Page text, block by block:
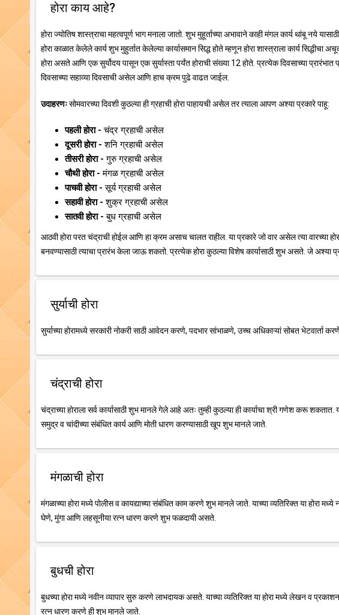
होरा काय आहे?
होरा ज्योतिष शास्त्राचा महत्वपूर्ण भाग मनाला जातो. शुभ मुहूर्ताच्या अभावाने काही मंगल कार्य थांबू नये
होरा काळात केलेले कार्य शुभ मुहुर्तात केलेल्या कार्यासमान सिद्ध होते म्हणून होरा शास्त्राला कार्य सिद्धीचा
होरा असते आणि एक सुर्योदय पासून एक सुर्यास्ता पर्यंत होराची संख्या 12 होते. प्रत्येक दिवसाच्या प्रारंभात
दिवसाच्या सहाव्या दिवसाची असेल आणि हाच क्रम पुढे वाढत जाईल.
उदाहरणःसोमवारच्या दिवशी कुठल्या ही ग्रहाची होरा पाहायची असेल तर त्याला आपण अश्या प्रकारे पाहू:
पहली होरा -चंद्र ग्रहाची असेल
दूसरी होरा -शनि ग्रहाची असेल
तीसरी होरा -गुरु ग्रहाची असेल
चौथी होरा -मंगळ ग्रहाची असेल
पाचवी होरा -सूर्य ग्रहाची असेल
सहावी होरा -शुक्र ग्रहाची असेल
सातवी होरा -बुध ग्रहाची असेल
आठवी होरा परत चंद्राची होईल आणि हा क्रम असाच चालत राहील. या प्रकारे जो वार असेल त्या वारच्या
बनवण्यासाठी त्याचा प्रारंभ केला जाऊ शकतो. प्रत्येक होरा कुठल्या विशेष कार्यासाठी शुभ असते. जे अश्या
सुर्याची होरा
सुर्याच्या होरामध्ये सरकारी नोकरी साठी आवेदन करणे, पदभार सांभाळणे, उच्च अधिकाऱ्यां सोबत
चंद्राची होरा
चंद्राच्या होराला सर्व कार्यासाठी शुभ मानले गेले आहे अतः तुम्ही कुठल्या ही कार्याचा श्री गणेश करू शकतात.
समुद्र व चांदीच्या संबंधित कार्य आणि मोती धारण करण्यासाठी खूप शुभ मानले जाते.
मंगळाची होरा
मंगळाच्या होरा मध्ये पोलीस व कायद्याच्या संबंधित काम करणे शुभ मानले जाते. याच्या व्यतिरिक्त या होरा
घेणे, मुंगा आणि लहसूनीया रत्न धारण करणे शुभ फळदायी असते.
बुधची होरा
बुधच्या होरा मध्ये नवीन व्यापार सुरु करणे लाभदायक असते. याच्या व्यतिरिक्त या होरा मध्ये लेखन व
रत्न धारण करणे ही शुभ मानले जाते.